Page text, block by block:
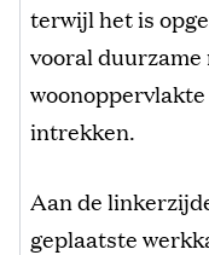
terwijl het is
vooral
intrekken.
Aan de
geplaatste